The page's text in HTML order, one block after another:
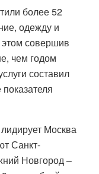
более 52
одежду и
совершив
чем годом
составил
Москва
Санкт-
Новгород –